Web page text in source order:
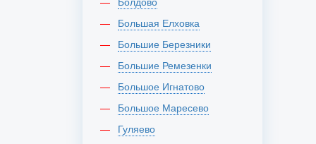
Большая Елховка
Большие Березники
Большие Ремезенки
Большое Игнатово
Большое Маресево
Гуляево